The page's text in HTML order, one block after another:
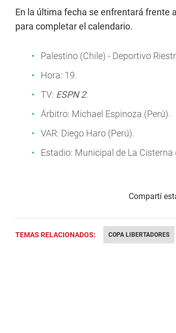
En la última fecha se enfrentará frente
para completar el calendario.
Palestino (Chile) - Deportivo
Hora: 19.
TV: ESPN 2.
Árbitro: Michael Espinoza (Perú).
VAR: Diego Haro (Perú).
Estadio: Municipal de La Cisterna
TEMAS RELACIONADOS: COPA LIBERTADORES